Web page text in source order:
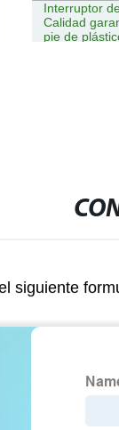
Interruptor
Calidad
pie de
siguiente